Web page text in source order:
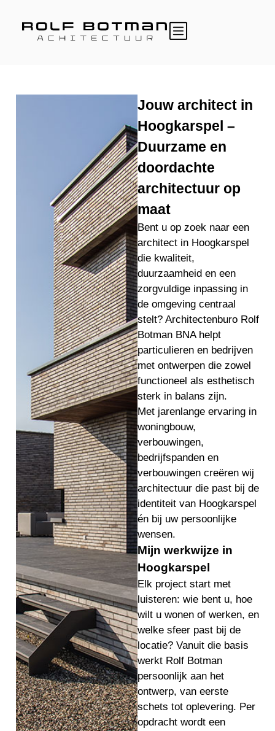
Jouw architect in
Hoogkarspel –
Duurzame en
doordachte
architectuur op
maat
Bent u op zoek naar een
architect in Hoogkarspel
die kwaliteit,
duurzaamheid en een
zorgvuldige inpassing in
de omgeving centraal
stelt? Architectenburo Rolf
Botman BNA helpt
particulieren en bedrijven
met ontwerpen die zowel
functioneel als esthetisch
sterk in balans zijn.
Met jarenlange ervaring in
woningbouw,
verbouwingen,
bedrijfspanden en
verbouwingen creëren wij
architectuur die past bij de
identiteit van Hoogkarspel
én bij uw persoonlijke
wensen.
Mijn werkwijze in
Hoogkarspel
Elk project start met
luisteren: wie bent u, hoe
wilt u wonen of werken, en
welke sfeer past bij de
locatie? Vanuit die basis
werkt Rolf Botman
persoonlijk aan het
ontwerp, van eerste
schets tot oplevering. Per
opdracht wordt een